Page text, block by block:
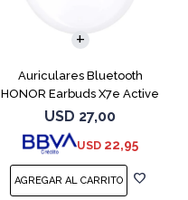
Auriculares Bluetooth
HONOR Earbuds X7e Active
TWS White
USD 27,00
USD 22,95